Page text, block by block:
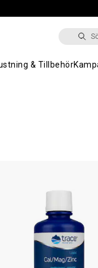
& Tillbehör